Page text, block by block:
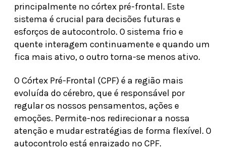
principalmente no córtex pré-frontal. Este
sistema é crucial para decisões futuras e
esforços de autocontrolo. O sistema frio e
quente interagem continuamente e quando um
fica mais ativo, o outro torna-se menos ativo.
O Córtex Pré-Frontal (CPF) é a região mais
evoluída do cérebro, que é responsável por
regular os nossos pensamentos, ações e
emoções. Permite-nos redirecionar a nossa
atenção e mudar estratégias de forma flexível. O
autocontrolo está enraizado no CPF.